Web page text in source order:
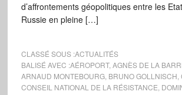
d’affrontements géopolitiques entre les
Russie en pleine […]
CLASSÉ SOUS :ACTUALITÉS
BALISÉ AVEC :AÉROPORT, AGNÈS DE LA
ARNAUD MONTEBOURG, BRUNO GOLLNISCH
CONSEIL NATIONAL DE LA RÉSISTANCE